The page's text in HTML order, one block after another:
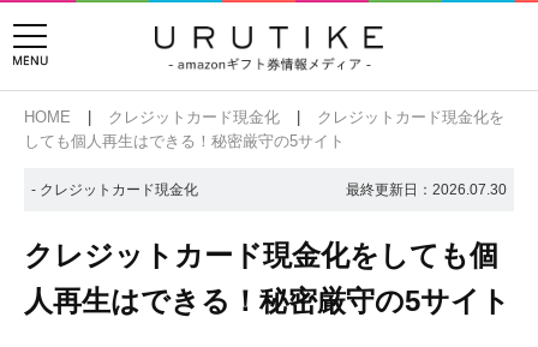
HOME クレジットカード現金化
クレジットカード現金化を
しても個人再生はできる！秘密厳守の5サイト
- クレジットカード現金化 最終更新日： 2026.07.30
クレジットカード現金化をしても個
人再生はできる！秘密厳守の5サイト